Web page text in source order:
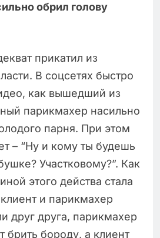
обрил голову
прикатил из
В соцсетях быстро
как вышедший из
парикмахер насильно
парня. При этом
– “Ну и кому ты будешь
Участковому?”. Как
этого действа стала
и парикмахер
друг друга, парикмахер
брить бороду, а клиент